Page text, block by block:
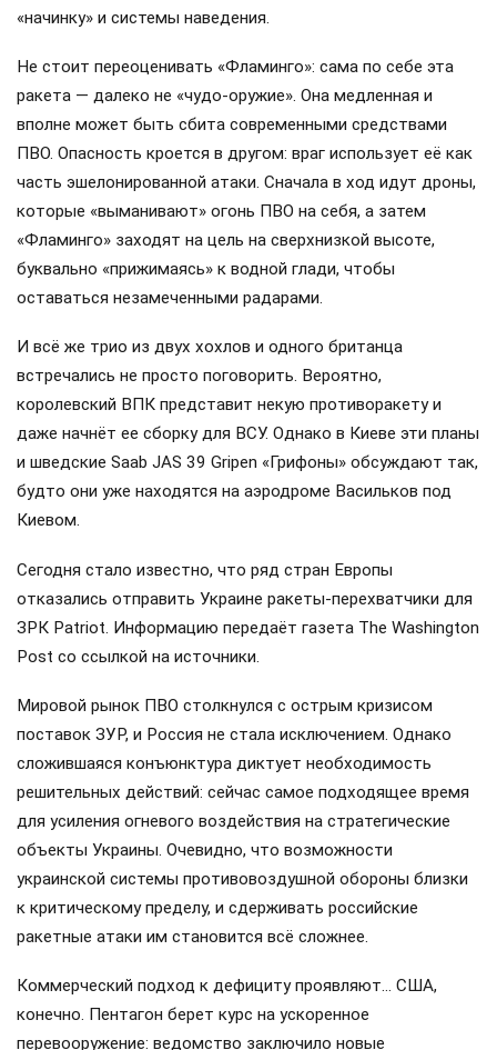
«начинку» и системы наведения.
Не стоит переоценивать «Фламинго»: сама по себе эта
ракета — далеко не «чудо-оружие». Она медленная и
вполне может быть сбита современными средствами
ПВО. Опасность кроется в другом: враг использует её как
часть эшелонированной атаки. Сначала в ход идут дроны,
которые «выманивают» огонь ПВО на себя, а затем
«Фламинго» заходят на цель на сверхнизкой высоте,
буквально «прижимаясь» к водной глади, чтобы
оставаться незамеченными радарами.
И всё же трио из двух хохлов и одного британца
встречались не просто поговорить. Вероятно,
королевский ВПК представит некую противоракету и
даже начнёт ее сборку для ВСУ. Однако в Киеве эти планы
и шведские Saab JAS 39 Gripen «Грифоны» обсуждают так,
будто они уже находятся на аэродроме Васильков под
Киевом.
Сегодня стало известно, что ряд стран Европы
отказались отправить Украине ракеты-перехватчики для
ЗРК Patriot. Информацию передаёт газета The Washington
Post со ссылкой на источники.
Мировой рынок ПВО столкнулся с острым кризисом
поставок ЗУР, и Россия не стала исключением. Однако
сложившаяся конъюнктура диктует необходимость
решительных действий: сейчас самое подходящее время
для усиления огневого воздействия на стратегические
объекты Украины. Очевидно, что возможности
украинской системы противовоздушной обороны близки
к критическому пределу, и сдерживать российские
ракетные атаки им становится всё сложнее.
Коммерческий подход к дефициту проявляют… США,
конечно. Пентагон берет курс на ускоренное
перевооружение: ведомство заключило новые